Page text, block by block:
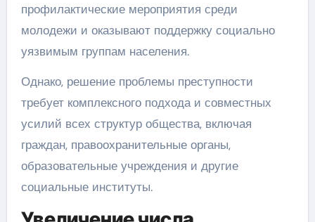
профилактические мероприятия среди
молодежи и оказывают поддержку социально
уязвимым группам населения.
Однако, решение проблемы преступности
требует комплексного подхода и совместных
усилий всех структур общества, включая
граждан, правоохранительные органы,
образовательные учреждения и другие
социальные институты.